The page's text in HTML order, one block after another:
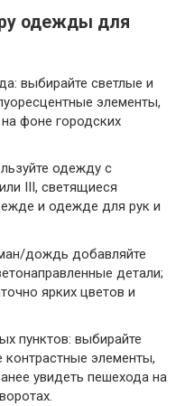
одежды для
выбирайте светлые и
элементы,
фоне городских
одежду с
III, светящиеся
и одежде для рук и
дождь добавляйте
детали;
ярких цветов и
пунктов: выбирайте
контрастные элементы,
увидеть пешехода на